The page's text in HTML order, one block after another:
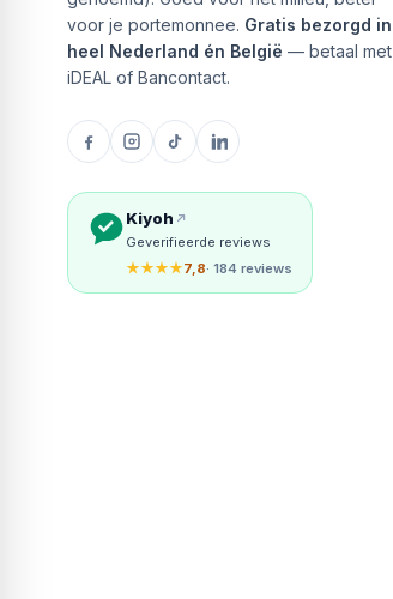
voor je portemonnee. Gratis bezorgd in
heel Nederland én België — betaal met
iDEAL of Bancontact.
Kiyoh
Geverifieerde reviews
★★★★7,8· 184 reviews